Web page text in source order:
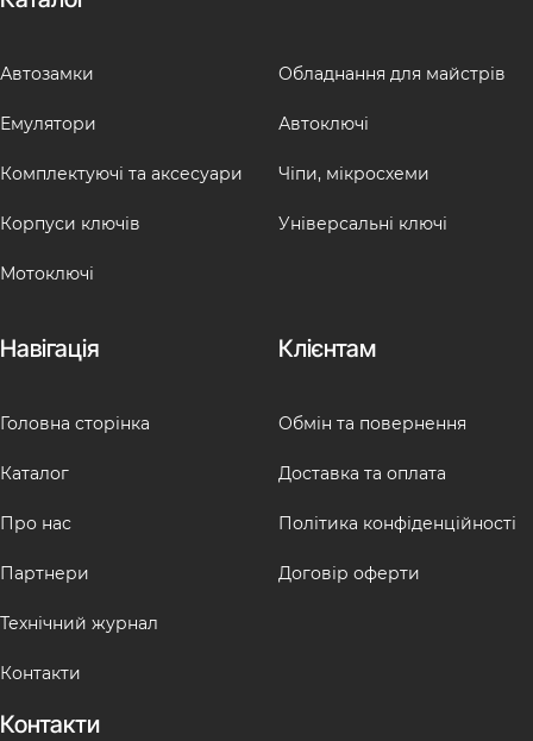
Автозамки
Емулятори
Комплектуючі та аксесуари
Корпуси ключів
Мотоключі
Обладнання для майстрів
Автоключі
Чіпи, мікросхеми
Універсальні ключі
Навігація
Головна сторінка
Каталог
Про нас
Партнери
Технічний журнал
Контакти
Клієнтам
Обмін та повернення
Доставка та оплата
Політика конфіденційності
Договір оферти
Контакти